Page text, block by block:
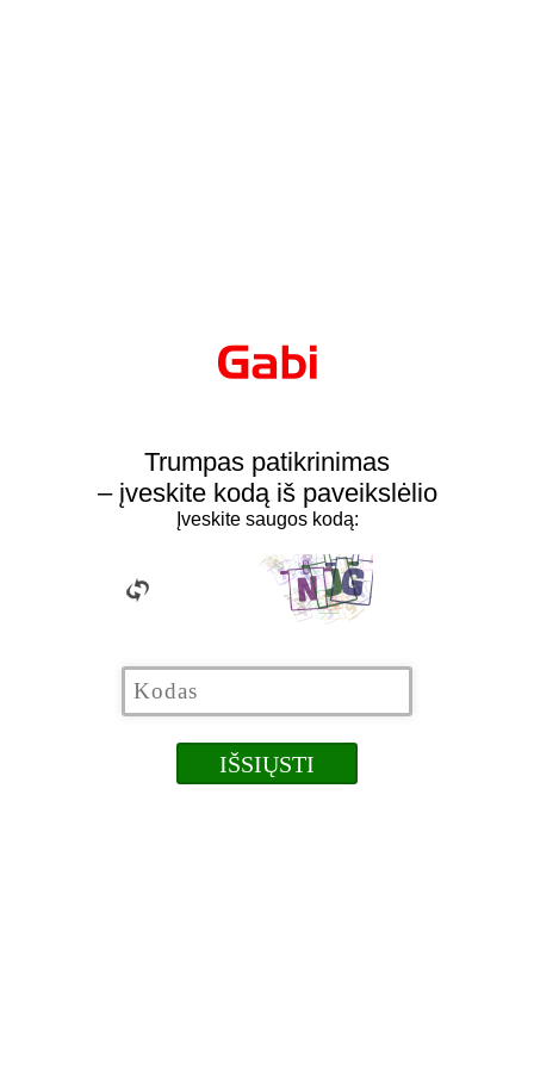
Trumpas patikrinimas
– įveskite kodą iš paveikslėlio
Įveskite saugos kodą: